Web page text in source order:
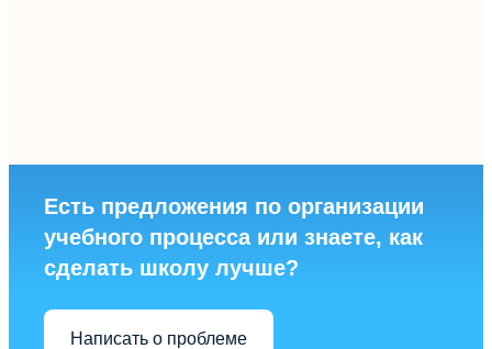
Есть предложения по организации
учебного процесса или знаете, как
сделать школу лучше?
Написать о проблеме